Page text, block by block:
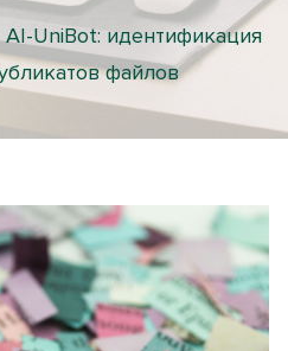
АІ-UniBot: идентификация
файлов